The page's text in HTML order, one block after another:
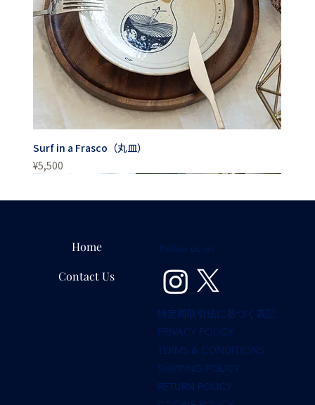
Surf in a Frasco（丸皿）
Price
¥5,500
Home
Contact Us
Follow us on
特定商取引法に基づく表記
PRIVACY POLICY
TERMS & CONDITIONS
SHIPPING POLICY
RETURN POLICY